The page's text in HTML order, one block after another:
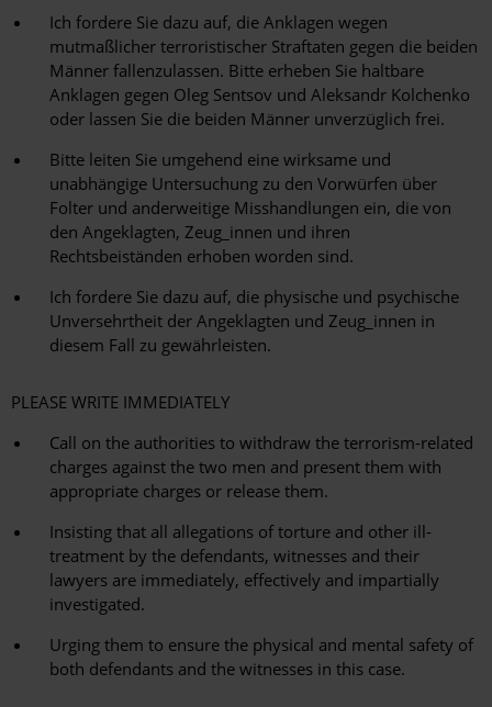
Ich fordere Sie dazu auf, die Anklagen wegen
mutmaßlicher terroristischer Straftaten gegen die beiden
Männer fallenzulassen. Bitte erheben Sie haltbare
Anklagen gegen Oleg Sentsov und Aleksandr Kolchenko
oder lassen Sie die beiden Männer unverzüglich frei.
Bitte leiten Sie umgehend eine wirksame und
unabhängige Untersuchung zu den Vorwürfen über
Folter und anderweitige Misshandlungen ein, die von
den Angeklagten, Zeug_innen und ihren
Rechtsbeiständen erhoben worden sind.
Ich fordere Sie dazu auf, die physische und psychische
Unversehrtheit der Angeklagten und Zeug_innen in
diesem Fall zu gewährleisten.
PLEASE WRITE IMMEDIATELY
Call on the authorities to withdraw the terrorism-related
charges against the two men and present them with
appropriate charges or release them.
Insisting that all allegations of torture and other ill-
treatment by the defendants, witnesses and their
lawyers are immediately, effectively and impartially
investigated.
Urging them to ensure the physical and mental safety of
both defendants and the witnesses in this case.